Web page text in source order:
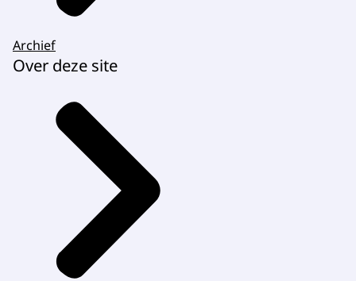
Archief
Over deze site